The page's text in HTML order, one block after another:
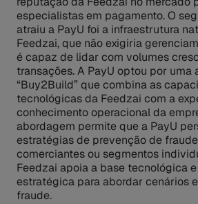
especialistas em pagamento. O
atraiu a PayU foi a infraestrutura
Feedzai, que não exigiria
é capaz de lidar com volumes
transações. A PayU optou por
“Buy2Build” que combina as
tecnológicas da Feedzai com a
conhecimento operacional da
abordagem permite que a PayU
estratégias de prevenção de
comerciantes ou segmentos
Feedzai apoia a base tecnológica
estratégica para abordar cenários
fraude.